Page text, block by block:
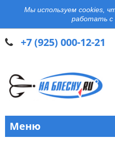
Мы используем cookies,
работать
+7 (925) 000-12-21
Меню